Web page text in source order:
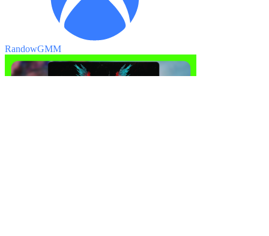
RandowGMM